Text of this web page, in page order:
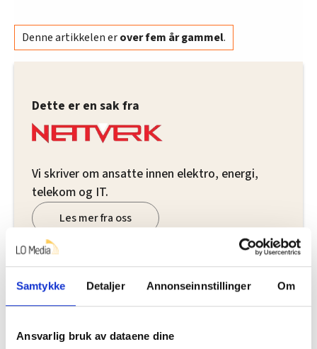
Samtykke Detaljer Annonseinnstillinger Om
Ansvarlig bruk av dataene dine
Denne artikkelen erover fem år gammel.
Dette er en sak fra
Vi skriver om ansatte innen elektro, energi,
telekom og IT.
Les mer fra oss
Del artikkel